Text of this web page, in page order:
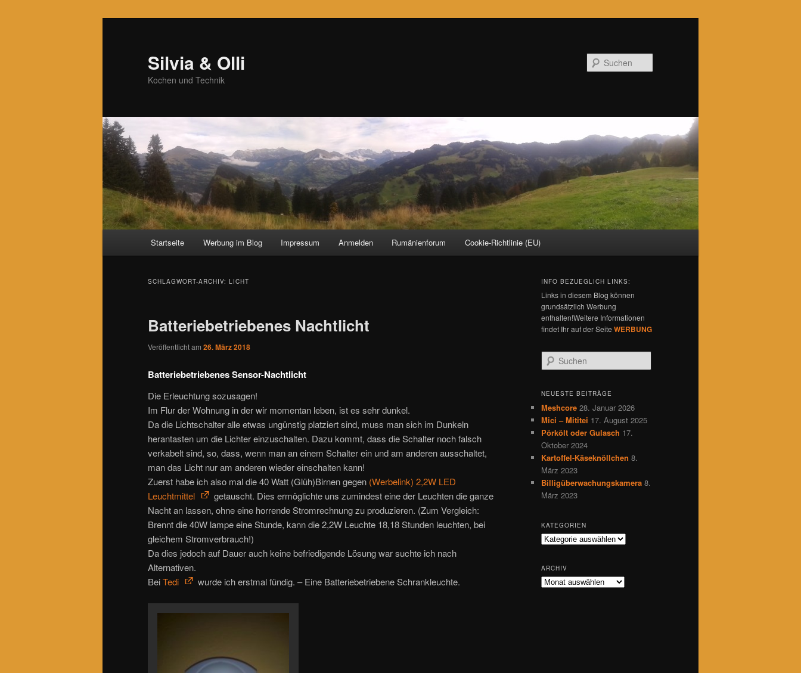
Silvia & Olli
Kochen und Technik
Startseite Werbung im Blog Impressum Anmelden Rumänienforum Cookie-Richtlinie (EU)
SCHLAGWORT-ARCHIV: LICHT
Batteriebetriebenes Nachtlicht
Veröffentlicht am 26. März 2018
Batteriebetriebenes Sensor-Nachtlicht
Die Erleuchtung sozusagen!
Im Flur der Wohnung in der wir momentan leben, ist es sehr dunkel.
Da die Lichtschalter alle etwas ungünstig platziert sind, muss man sich im Dunkeln
herantasten um die Lichter einzuschalten. Dazu kommt, dass die Schalter noch falsch
verkabelt sind, so, dass, wenn man an einem Schalter ein und am anderen ausschaltet,
man das Licht nur am anderen wieder einschalten kann!
Zuerst habe ich also mal die 40 Watt (Glüh)Birnen gegen
2,2W LED
Leuchtmittel
getauscht. Dies ermöglichte uns zumindest eine der Leuchten die ganze
Nacht an lassen, ohne eine horrende Stromrechnung zu produzieren. (Zum Vergleich:
Brennt die 40W lampe eine Stunde, kann die 2,2W Leuchte 18,18 Stunden leuchten, bei
gleichem Stromverbrauch!)
Da dies jedoch auf Dauer auch keine befriedigende Lösung war suchte ich nach
Alternativen.
BeiTedi wurde ich erstmal fündig. – Eine Batteriebetriebene Schrankleuchte.
INFO BEZUEGLICH LINKS:
Links in diesem Blog können
grundsätzlich Werbung
enthalten!Weitere Informationen
findet Ihr auf der Seite WERBUNG
u
h
n
NEUESTE BEITRÄGE
Meshcore 28. Januar 2026
Mici – Mititei 17. August 2025
Pörkölt oder Gulasch 17.
Oktober 2024
Kartoffel-Käseknöllchen 8.
März 2023
Billigüberwachungskamera 8.
März 2023
KATEGORIEN
Kategorien
ARCHIV
Archiv